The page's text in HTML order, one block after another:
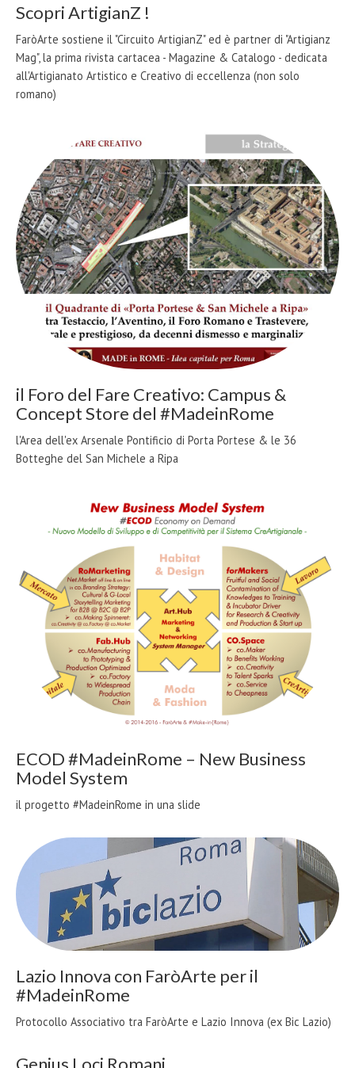
Scopri ArtigianZ !
FaròArte sostiene il "Circuito ArtigianZ" ed è partner di "Artigianz
Mag", la prima rivista cartacea - Magazine & Catalogo - dedicata
all'Artigianato Artistico e Creativo di eccellenza (non solo
romano)
il Foro del Fare Creativo: Campus &
Concept Store del #MadeinRome
l'Area dell'ex Arsenale Pontificio di Porta Portese & le 36
Botteghe del San Michele a Ripa
ECOD #MadeinRome – New Business
Model System
il progetto #MadeinRome in una slide
Lazio Innova con FaròArte per il
#MadeinRome
Protocollo Associativo tra FaròArte e Lazio Innova (ex Bic Lazio)
Genius Loci Romani